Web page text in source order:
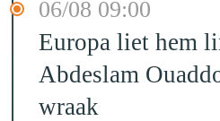
06/08 09:00
Europa liet hem
Abdeslam
wraak